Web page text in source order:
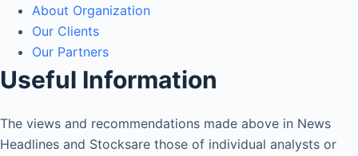
About Organization
Our Clients
Our Partners
Useful Information
The views and recommendations made above in News
Headlines and Stocksare those of individual analysts or